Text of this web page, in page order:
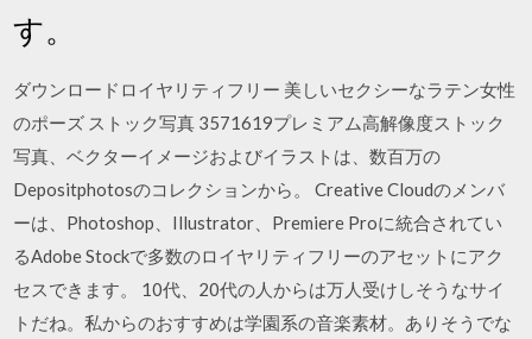
す。
ダウンロードロイヤリティフリー 美しいセクシーなラテン女性
のポーズ ストック写真 3571619プレミアム高解像度ストック
写真、ベクターイメージおよびイラストは、数百万の
Depositphotosのコレクションから。 Creative Cloudのメンバ
ーは、Photoshop、Illustrator、Premiere Proに統合されてい
るAdobe Stockで多数のロイヤリティフリーのアセットにアク
セスできます。 10代、20代の人からは万人受けしそうなサイ
トだね。私からのおすすめは学園系の音楽素材。ありそうでな